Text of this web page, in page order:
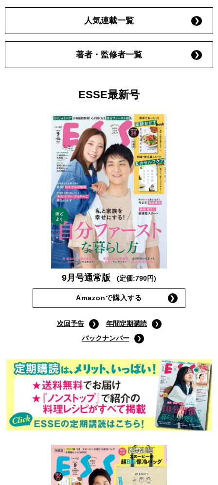
人気連載一覧
著者・監修者一覧
ESSE最新号
9月号通常版 (定価:790円)
Amazonで購入する
次回予告
年間定期購読
バックナンバー